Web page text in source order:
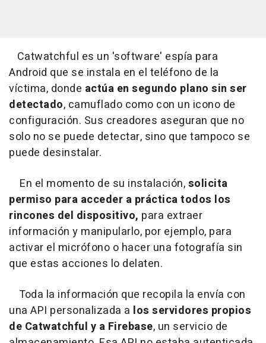
Catwatchful es un 'software' espía para
Android que se instala en el teléfono de la
víctima, donde actúa en segundo plano sin ser
detectado, camuflado como con un icono de
configuración. Sus creadores aseguran que no
solo no se puede detectar, sino que tampoco se
puede desinstalar.
En el momento de su instalación,solicita
permiso para acceder a práctica todos los
rincones del dispositivo, para extraer
información y manipularlo, por ejemplo, para
activar el micrófono o hacer una fotografía sin
que estas acciones lo delaten.
Toda la información que recopila la envía con
una API personalizada a los servidores propios
de Catwatchful y a Firebase, un servicio de